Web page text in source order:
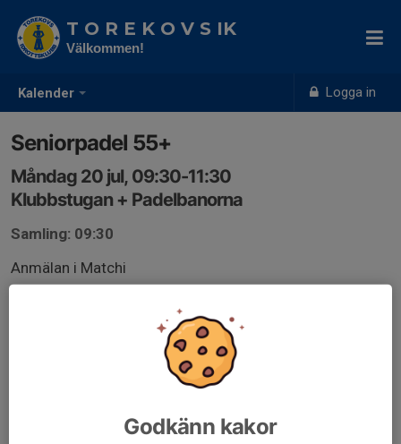
Kalender Logga in
T O R E K O V S IK
Välkommen!
Seniorpadel 55+
Måndag 20 jul, 09:30-11:30
Klubbstugan + Padelbanorna
Samling: 09:30
Anmälan i Matchi
Godkänn kakor